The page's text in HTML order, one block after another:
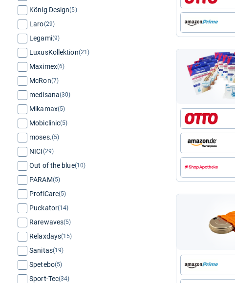
König Design(5)
Laro(29)
Legami(9)
LuxusKollektion(21)
Maximex(6)
McRon(7)
medisana(30)
Mikamax(5)
Mobiclinic(5)
moses.(5)
NICI(29)
Out of the blue(10)
PARAM(5)
ProfiCare(5)
Puckator(14)
Rarewaves(5)
Relaxdays(15)
Sanitas(19)
Spetebo(5)
Sport-Tec(34)